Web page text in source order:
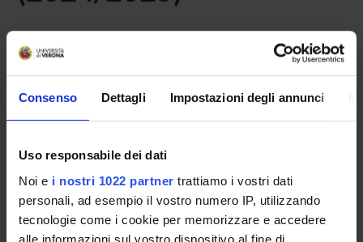
Consenso Dettagli Impostazioni degli annunci
Uso responsabile dei dati
Noi e i nostri 1022 partner trattiamo i vostri dati
personali, ad esempio il vostro numero IP, utilizzando
tecnologie come i cookie per memorizzare e accedere
alle informazioni sul vostro dispositivo al fine di
Home
Non è stato trovato alcun seminario relativo
all'insegnamento Teorie e metodi di interpretazione della
apprendimento.
OFFERTA FORMATIVA